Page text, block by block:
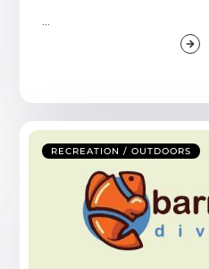
RECREATION / OUTDOORS